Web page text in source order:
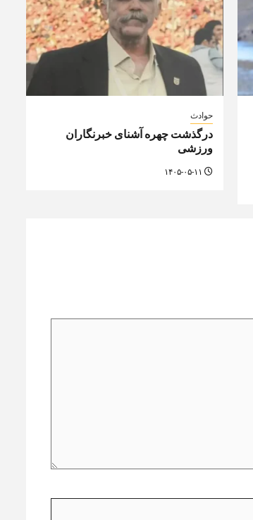
حوادث
درگذشت چهره آشنای خبرنگاران
ورزشی